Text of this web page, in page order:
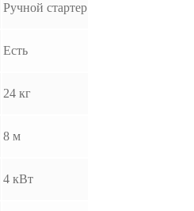
Ручной стартер
Есть
24 кг
8 м
4 кВт